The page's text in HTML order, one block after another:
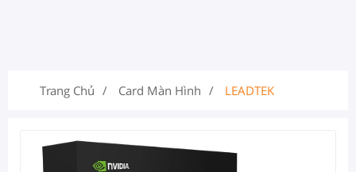
Trang Chủ Card Màn Hình LEADTEK